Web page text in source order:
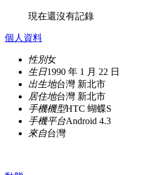
現在還沒有記錄
個人資料
性別女
生日1990 年 1 月 22 日
出生地台灣 新北市
居住地台灣 新北市
手機機型HTC 蝴蝶S
手機平台Android 4.3
來自台灣